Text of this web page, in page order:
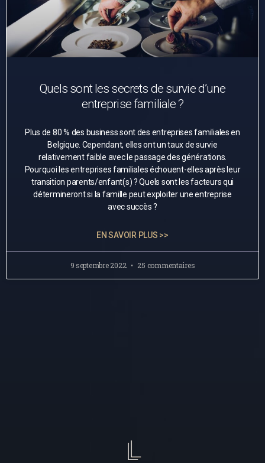
Quels sont les secrets de survie d’une
entreprise familiale ?
Plus de 80 % des business sont des entreprises familiales en
Belgique. Cependant, elles ont un taux de survie
relativement faible avec le passage des générations.
Pourquoi les entreprises familiales échouent-elles après leur
transition parents/enfant(s) ? Quels sont les facteurs qui
détermineront si la famille peut exploiter une entreprise
avec succès ?
EN SAVOIR PLUS >>
9 septembre 2022 25 commentaires